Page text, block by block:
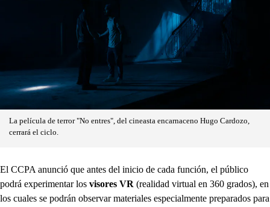
La película de terror "No entres", del cineasta encarnaceno Hugo Cardozo,
cerrará el ciclo.
El CCPA anunció que antes del inicio de cada función, el público
podrá experimentar los visores VR (realidad virtual en 360 grados), en
los cuales se podrán observar materiales especialmente preparados para